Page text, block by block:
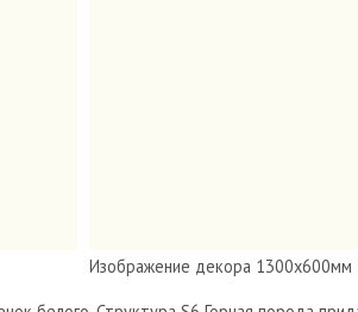
Изображение декора 1300х600мм